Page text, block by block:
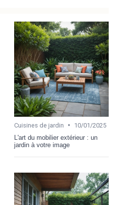
Cuisines de jardin •
10/01/2025
L'art du mobilier extérieur : un
jardin à votre image